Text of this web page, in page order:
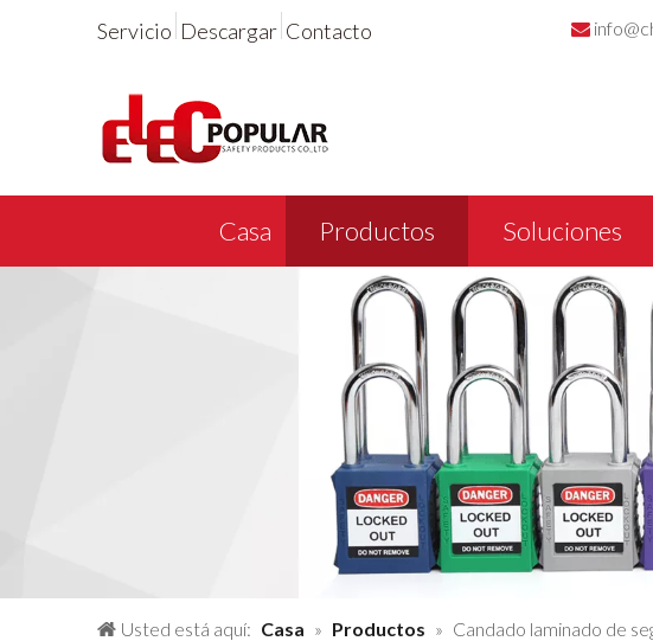
Servicio Descargar Contacto 
Casa Productos Soluciones
Usted está aquí: Casa » Productos » Candado laminado de